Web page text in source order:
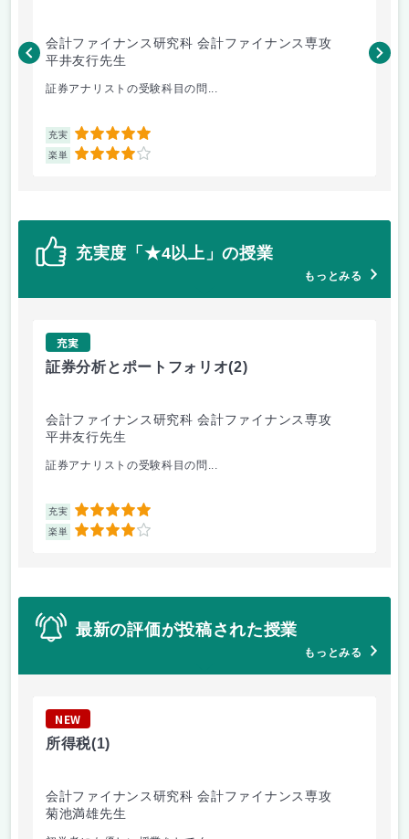
会計ファイナンス研究科 会計ファイナンス専攻
平井友行先生
証券アナリストの受験科目の問...
充実 5
楽単 4
菊
充実度「★4以上」の授業
もっとみる
充実
証券分析とポートフォリオ(2)
会計ファイナンス研究科 会計ファイナンス専攻
平井友行先生
証券アナリストの受験科目の問...
充実 5
楽単 4
最新の評価が投稿された授業
もっとみる
NEW
所得税(1)
会計ファイナンス研究科 会計ファイナンス専攻
菊池満雄先生